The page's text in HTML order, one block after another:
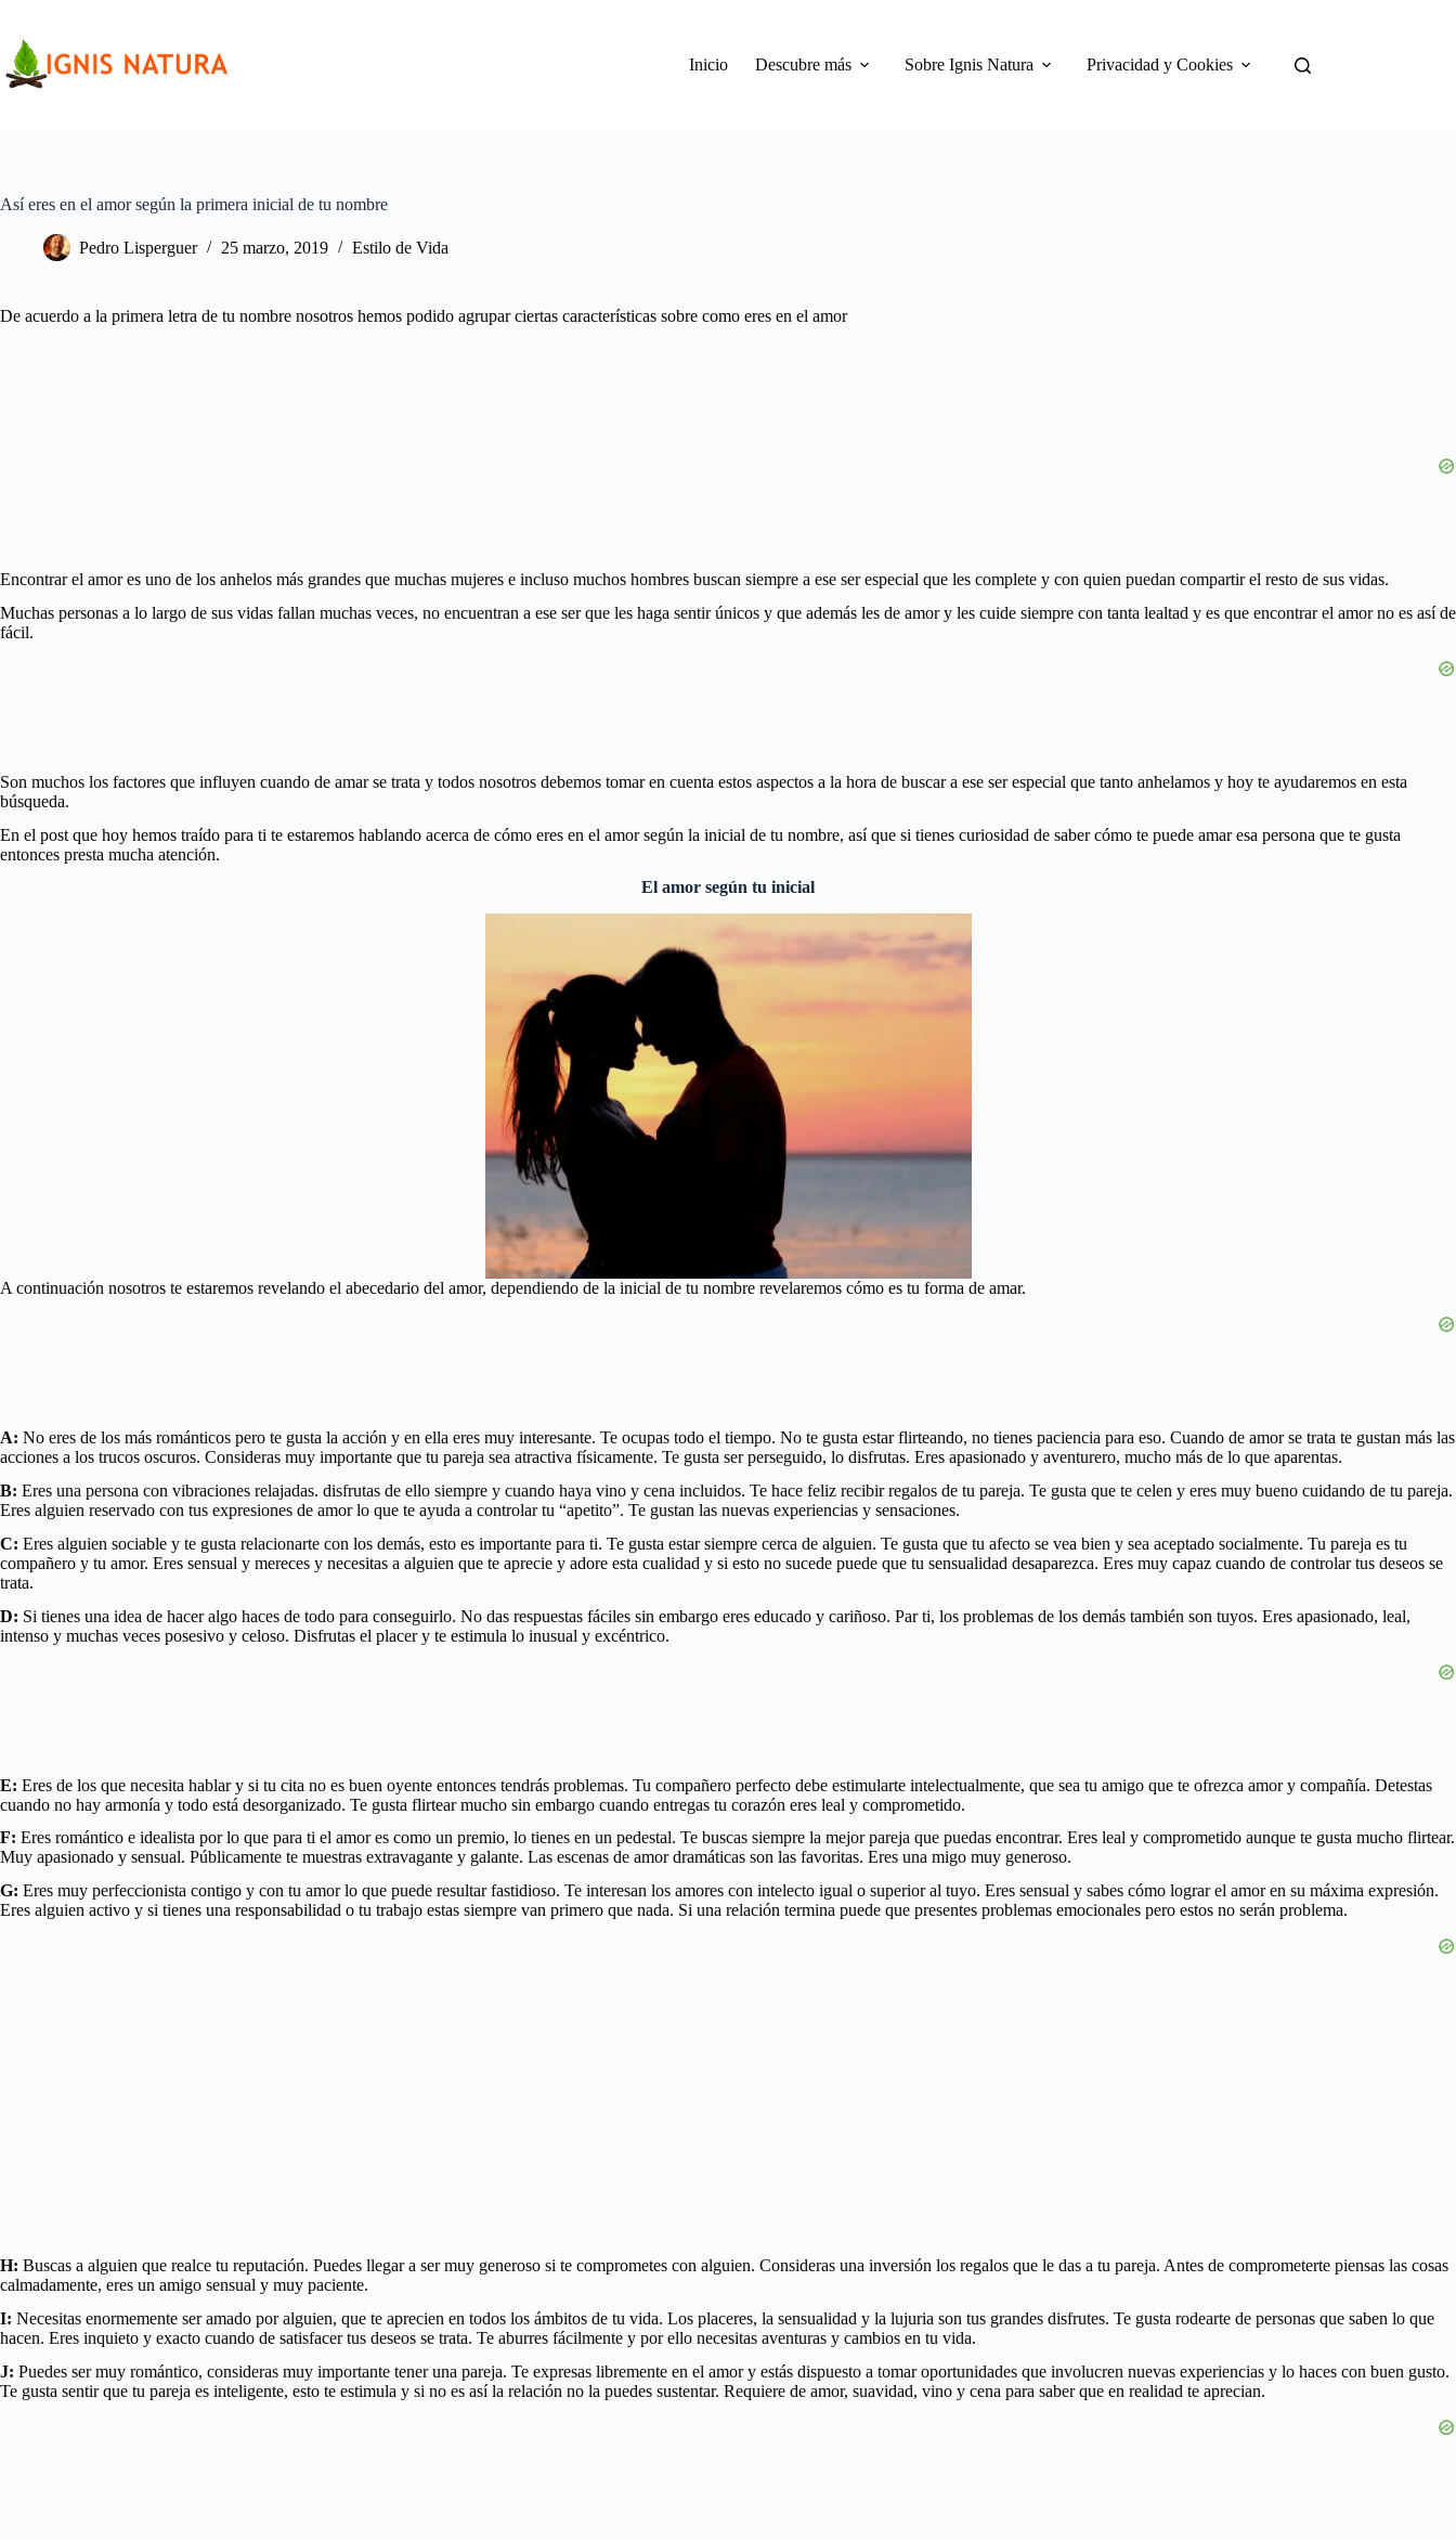
contenido
Inicio
Descubre más Sobre Ignis Natura Privacidad y Cookies
Así eres en el amor según la primera inicial de tu nombre
Pedro Lisperguer 25 marzo, 2019 Estilo de Vida
De acuerdo a la primera letra de tu nombre nosotros hemos podido agrupar ciertas características sobre como eres en el amor
Encontrar el amor es uno de los anhelos más grandes que muchas mujeres e incluso muchos hombres buscan siempre a ese ser especial que les complete y con quien puedan compartir el resto de sus vidas.
Muchas personas a lo largo de sus vidas fallan muchas veces, no encuentran a ese ser que les haga sentir únicos y que además les de amor y les cuide siempre con tanta lealtad y es que encontrar el amor no es así de
fácil.
Son muchos los factores que influyen cuando de amar se trata y todos nosotros debemos tomar en cuenta estos aspectos a la hora de buscar a ese ser especial que tanto anhelamos y hoy te ayudaremos en esta
búsqueda.
En el post que hoy hemos traído para ti te estaremos hablando acerca de cómo eres en el amor según la inicial de tu nombre, así que si tienes curiosidad de saber cómo te puede amar esa persona que te gusta
entonces presta mucha atención.
El amor según tu inicial
A continuación nosotros te estaremos revelando el abecedario del amor, dependiendo de la inicial de tu nombre revelaremos cómo es tu forma de amar.
A: No eres de los más románticos pero te gusta la acción y en ella eres muy interesante. Te ocupas todo el tiempo. No te gusta estar flirteando, no tienes paciencia para eso. Cuando de amor se trata te gustan más las
acciones a los trucos oscuros. Consideras muy importante que tu pareja sea atractiva físicamente. Te gusta ser perseguido, lo disfrutas. Eres apasionado y aventurero, mucho más de lo que aparentas.
B: Eres una persona con vibraciones relajadas. disfrutas de ello siempre y cuando haya vino y cena incluidos. Te hace feliz recibir regalos de tu pareja. Te gusta que te celen y eres muy bueno cuidando de tu pareja.
Eres alguien reservado con tus expresiones de amor lo que te ayuda a controlar tu “apetito”. Te gustan las nuevas experiencias y sensaciones.
C: Eres alguien sociable y te gusta relacionarte con los demás, esto es importante para ti. Te gusta estar siempre cerca de alguien. Te gusta que tu afecto se vea bien y sea aceptado socialmente. Tu pareja es tu
compañero y tu amor. Eres sensual y mereces y necesitas a alguien que te aprecie y adore esta cualidad y si esto no sucede puede que tu sensualidad desaparezca. Eres muy capaz cuando de controlar tus deseos se
trata.
D: Si tienes una idea de hacer algo haces de todo para conseguirlo. No das respuestas fáciles sin embargo eres educado y cariñoso. Par ti, los problemas de los demás también son tuyos. Eres apasionado, leal,
intenso y muchas veces posesivo y celoso. Disfrutas el placer y te estimula lo inusual y excéntrico.
E: Eres de los que necesita hablar y si tu cita no es buen oyente entonces tendrás problemas. Tu compañero perfecto debe estimularte intelectualmente, que sea tu amigo que te ofrezca amor y compañía. Detestas
cuando no hay armonía y todo está desorganizado. Te gusta flirtear mucho sin embargo cuando entregas tu corazón eres leal y comprometido.
F: Eres romántico e idealista por lo que para ti el amor es como un premio, lo tienes en un pedestal. Te buscas siempre la mejor pareja que puedas encontrar. Eres leal y comprometido aunque te gusta mucho flirtear.
Muy apasionado y sensual. Públicamente te muestras extravagante y galante. Las escenas de amor dramáticas son las favoritas. Eres una migo muy generoso.
G: Eres muy perfeccionista contigo y con tu amor lo que puede resultar fastidioso. Te interesan los amores con intelecto igual o superior al tuyo. Eres sensual y sabes cómo lograr el amor en su máxima expresión.
Eres alguien activo y si tienes una responsabilidad o tu trabajo estas siempre van primero que nada. Si una relación termina puede que presentes problemas emocionales pero estos no serán problema.
H: Buscas a alguien que realce tu reputación. Puedes llegar a ser muy generoso si te comprometes con alguien. Consideras una inversión los regalos que le das a tu pareja. Antes de comprometerte piensas las cosas
calmadamente, eres un amigo sensual y muy paciente.
I: Necesitas enormemente ser amado por alguien, que te aprecien en todos los ámbitos de tu vida. Los placeres, la sensualidad y la lujuria son tus grandes disfrutes. Te gusta rodearte de personas que saben lo que
hacen. Eres inquieto y exacto cuando de satisfacer tus deseos se trata. Te aburres fácilmente y por ello necesitas aventuras y cambios en tu vida.
J: Puedes ser muy romántico, consideras muy importante tener una pareja. Te expresas libremente en el amor y estás dispuesto a tomar oportunidades que involucren nuevas experiencias y lo haces con buen gusto.
Te gusta sentir que tu pareja es inteligente, esto te estimula y si no es así la relación no la puedes sustentar. Requiere de amor, suavidad, vino y cena para saber que en realidad te aprecian.